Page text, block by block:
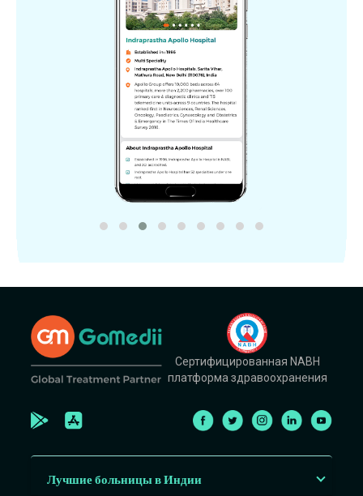
Сертифицированная NABH
платформа здравоохранения
Лучшие больницы в Индии